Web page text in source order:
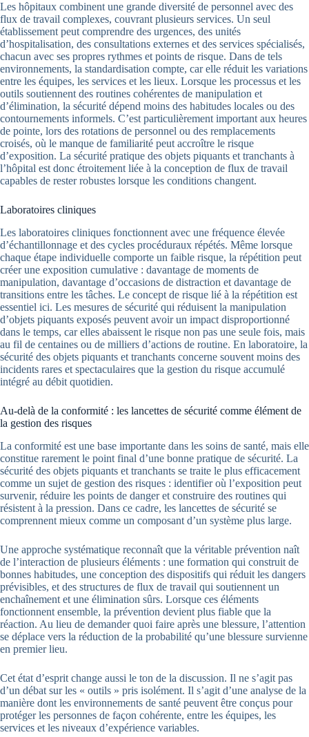
Les hôpitaux combinent une grande diversité de personnel avec des
flux de travail complexes, couvrant plusieurs services. Un seul
établissement peut comprendre des urgences, des unités
d’hospitalisation, des consultations externes et des services spécialisés,
chacun avec ses propres rythmes et points de risque. Dans de tels
environnements, la standardisation compte, car elle réduit les variations
entre les équipes, les services et les lieux. Lorsque les processus et les
outils soutiennent des routines cohérentes de manipulation et
d’élimination, la sécurité dépend moins des habitudes locales ou des
contournements informels. C’est particulièrement important aux heures
de pointe, lors des rotations de personnel ou des remplacements
croisés, où le manque de familiarité peut accroître le risque
d’exposition. La sécurité pratique des objets piquants et tranchants à
l’hôpital est donc étroitement liée à la conception de flux de travail
capables de rester robustes lorsque les conditions changent.
Laboratoires cliniques
Les laboratoires cliniques fonctionnent avec une fréquence élevée
d’échantillonnage et des cycles procéduraux répétés. Même lorsque
chaque étape individuelle comporte un faible risque, la répétition peut
créer une exposition cumulative : davantage de moments de
manipulation, davantage d’occasions de distraction et davantage de
transitions entre les tâches. Le concept de risque lié à la répétition est
essentiel ici. Les mesures de sécurité qui réduisent la manipulation
d’objets piquants exposés peuvent avoir un impact disproportionné
dans le temps, car elles abaissent le risque non pas une seule fois, mais
au fil de centaines ou de milliers d’actions de routine. En laboratoire, la
sécurité des objets piquants et tranchants concerne souvent moins des
incidents rares et spectaculaires que la gestion du risque accumulé
intégré au débit quotidien.
Au-delà de la conformité : les lancettes de sécurité comme élément de
la gestion des risques
La conformité est une base importante dans les soins de santé, mais elle
constitue rarement le point final d’une bonne pratique de sécurité. La
sécurité des objets piquants et tranchants se traite le plus efficacement
comme un sujet de gestion des risques : identifier où l’exposition peut
survenir, réduire les points de danger et construire des routines qui
résistent à la pression. Dans ce cadre, les lancettes de sécurité se
comprennent mieux comme un composant d’un système plus large.
Une approche systématique reconnaît que la véritable prévention naît
de l’interaction de plusieurs éléments : une formation qui construit de
bonnes habitudes, une conception des dispositifs qui réduit les dangers
prévisibles, et des structures de flux de travail qui soutiennent un
enchaînement et une élimination sûrs. Lorsque ces éléments
fonctionnent ensemble, la prévention devient plus fiable que la
réaction. Au lieu de demander quoi faire après une blessure, l’attention
se déplace vers la réduction de la probabilité qu’une blessure survienne
en premier lieu.
Cet état d’esprit change aussi le ton de la discussion. Il ne s’agit pas
d’un débat sur les « outils » pris isolément. Il s’agit d’une analyse de la
manière dont les environnements de santé peuvent être conçus pour
protéger les personnes de façon cohérente, entre les équipes, les
services et les niveaux d’expérience variables.